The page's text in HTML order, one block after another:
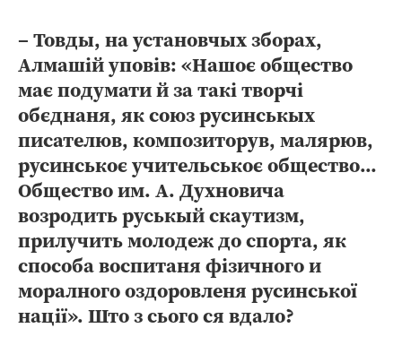
– Товды, на установчых зборах,
Алмашій уповів: «Нашоє общество
має подумати й за такі творчі
обєднаня, як союз русинськых
писателюв, композиторув, малярюв,
русинськоє учительськоє общество…
Общество им. А. Духновича
возродить руськый скаутизм,
прилучить молодеж до спорта, як
способа воспитаня фізичного и
моралного оздоровленя русинської
нації». Што з сього ся вдало?